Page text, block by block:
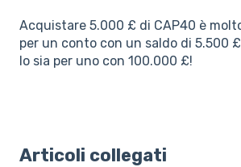
Acquistare 5.000 £ di CAP40 è
per un conto con un saldo di 5.500
lo sia per uno con 100.000 £!
Articoli collegati